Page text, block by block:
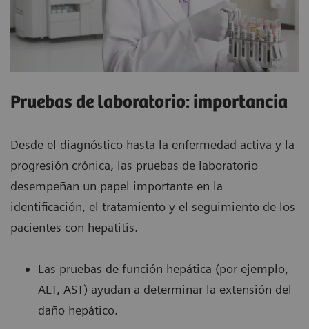
Pruebas de laboratorio: importancia
Desde el diagnóstico hasta la enfermedad activa y la
progresión crónica, las pruebas de laboratorio
desempeñan un papel importante en la
identificación, el tratamiento y el seguimiento de los
pacientes con hepatitis.
Las pruebas de función hepática (por ejemplo,
ALT, AST) ayudan a determinar la extensión del
daño hepático.